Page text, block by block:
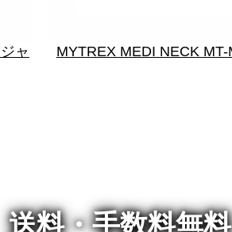
ャ
MYTREX MEDI NECK MT-
送料・手数料無